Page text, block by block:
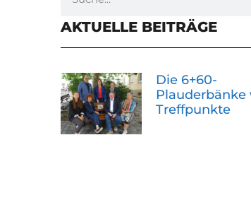
AKTUELLE BEITRÄGE
Die 6+60-
Plauderbänke
Treffpunkte